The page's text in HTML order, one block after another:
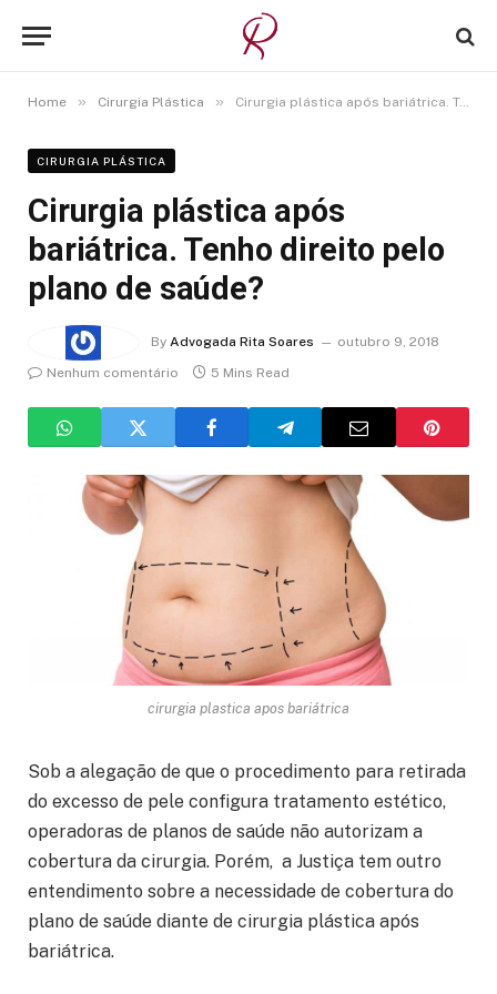
Home » Cirurgia Plástica » Cirurgia plástica após bariátrica. Tenho direito pelo plano de saúde?
CIRURGIA PLÁSTICA
Cirurgia plástica após
bariátrica. Tenho direito pelo
plano de saúde?
By Advogada Rita Soares
outubro 9, 2018
Nenhum comentário
5 Mins Read
cirurgia plastica apos bariátrica
Sob a alegação de que o procedimento para retirada
do excesso de pele configura tratamento estético,
operadoras de planos de saúde não autorizam a
cobertura da cirurgia. Porém, a Justiça tem outro
entendimento sobre a necessidade de cobertura do
plano de saúde diante de cirurgia plástica após
bariátrica.